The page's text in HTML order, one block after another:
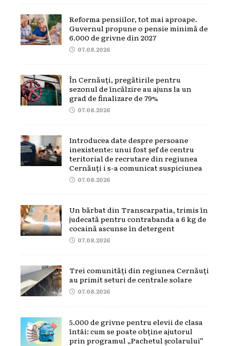
Reforma pensiilor, tot mai aproape.
Guvernul propune o pensie minimă de
6.000 de grivne din 2027
07.08.2026
În Cernăuți, pregătirile pentru
sezonul de încălzire au ajuns la un
grad de finalizare de 79%
07.08.2026
Introducea date despre persoane
inexistente: unui fost șef de centru
teritorial de recrutare din regiunea
Cernăuți i s-a comunicat suspiciunea
07.08.2026
Un bărbat din Transcarpatia, trimis în
judecată pentru contrabanda a 6 kg de
cocaină ascunse în detergent
07.08.2026
Trei comunități din regiunea Cernăuți
au primit seturi de centrale solare
07.08.2026
5.000 de grivne pentru elevii de clasa
întâi: cum se poate obține ajutorul
prin programul „Pachetul școlarului”